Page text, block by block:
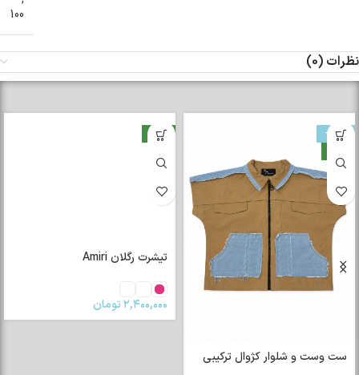
100
نظرات (0)
-33%
ست وست و شلوار کژوال ترکیبی
جدید
تیشرت رگلان Amiri
۲,۴۰۰,۰۰۰تومان